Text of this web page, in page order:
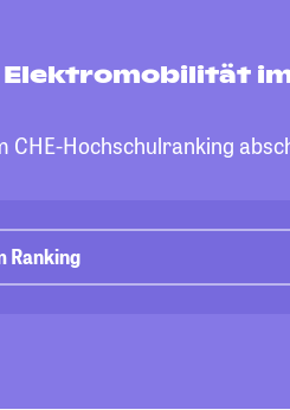
im
CHE-Hochschulranking
Ranking